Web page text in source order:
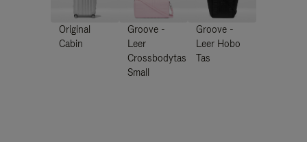
Original
Cabin
Groove -
Leer
Crossbodytas
Small
Groove -
Leer Hobo
Tas